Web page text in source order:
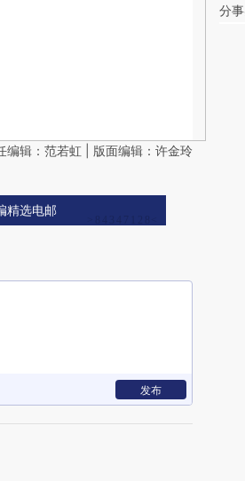
编辑：范若虹 | 版面编辑：许金玲
精选电邮
发布
分